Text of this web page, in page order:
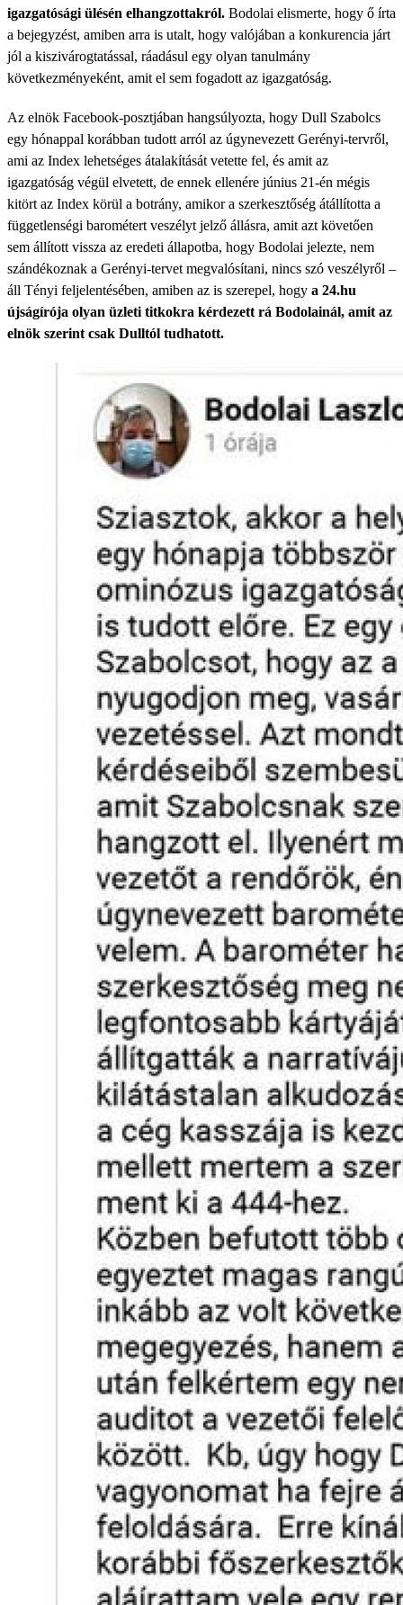
igazgatósági ülésén elhangzottakról. Bodolai elismerte, hogy ő írta
a bejegyzést, amiben arra is utalt, hogy valójában a konkurencia járt
jól a kiszivárogtatással, ráadásul egy olyan tanulmány
következményeként, amit el sem fogadott az igazgatóság.
Az elnök Facebook-posztjában hangsúlyozta, hogy Dull Szabolcs
egy hónappal korábban tudott arról az úgynevezett Gerényi-tervről,
ami az Index lehetséges átalakítását vetette fel, és amit az
igazgatóság végül elvetett, de ennek ellenére június 21-én mégis
kitört az Index körül a botrány, amikor a szerkesztőség átállította a
függetlenségi barométert veszélyt jelző állásra, amit azt követően
sem állított vissza az eredeti állapotba, hogy Bodolai jelezte, nem
szándékoznak a Gerényi-tervet megvalósítani, nincs szó veszélyről –
áll Tényi feljelentésében, amiben az is szerepel, hogy a 24.hu
újságírója olyan üzleti titkokra kérdezett rá Bodolainál, amit az
elnök szerint csak Dulltól tudhatott.